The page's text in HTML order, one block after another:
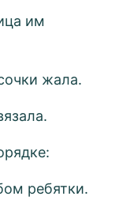
им
жала.
ребятки.